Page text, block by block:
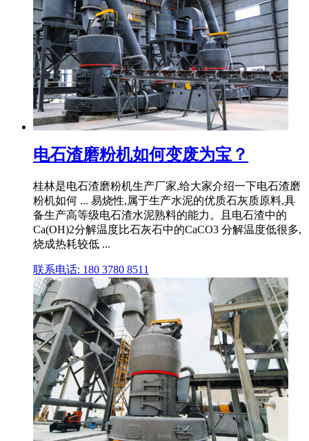
电石渣磨粉机如何变废为宝？
桂林是电石渣磨粉机生产厂家,给大家介绍一下电石渣磨
粉机如何 ... 易烧性,属于生产水泥的优质石灰质原料,具
备生产高等级电石渣水泥熟料的能力。且电石渣中的
Ca(OH)2分解温度比石灰石中的CaCO3 分解温度低很多,
烧成热耗较低 ...
联系电话: 180 3780 8511